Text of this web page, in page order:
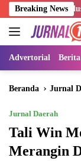
Langsung
ke
konten
Breaking News
Lulusan
Advertorial Berita
Beranda Jurnal
Jurnal Daerah
Tali Win
Merangin